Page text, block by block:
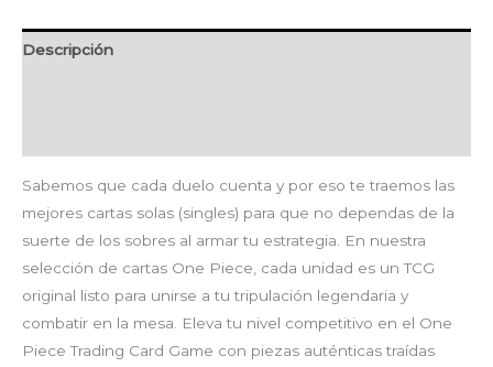
Descripción
Sabemos que cada duelo cuenta y por eso te traemos las
mejores cartas solas (singles) para que no dependas de la
suerte de los sobres al armar tu estrategia. En nuestra
selección de cartas One Piece, cada unidad es un TCG
original listo para unirse a tu tripulación legendaria y
combatir en la mesa. Eleva tu nivel competitivo en el One
Piece Trading Card Game con piezas auténticas traídas